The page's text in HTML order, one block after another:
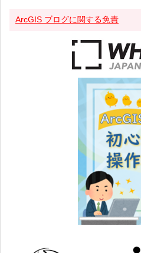
ArcGIS ブログに関する免責